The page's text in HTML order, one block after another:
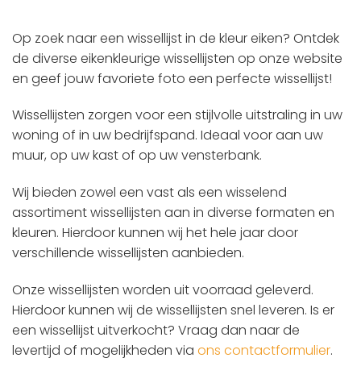
Op zoek naar een wissellijst in de kleur eiken? Ontdek
de diverse eikenkleurige wissellijsten op onze website
en geef jouw favoriete foto een perfecte wissellijst!
Wissellijsten zorgen voor een stijlvolle uitstraling in uw
woning of in uw bedrijfspand. Ideaal voor aan uw
muur, op uw kast of op uw vensterbank.
Wij bieden zowel een vast als een wisselend
assortiment wissellijsten aan in diverse formaten en
kleuren. Hierdoor kunnen wij het hele jaar door
verschillende wissellijsten aanbieden.
Onze wissellijsten worden uit voorraad geleverd.
Hierdoor kunnen wij de wissellijsten snel leveren. Is er
een wissellijst uitverkocht? Vraag dan naar de
levertijd of mogelijkheden via ons contactformulier.